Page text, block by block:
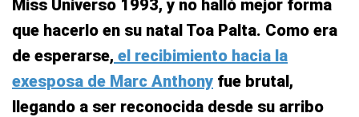
Miss Universo 1993, y no halló mejor forma
que hacerlo en su natal Toa Palta. Como era
de esperarse, el recibimiento hacia la
exesposa de Marc Anthony fue brutal,
llegando a ser reconocida desde su arribo